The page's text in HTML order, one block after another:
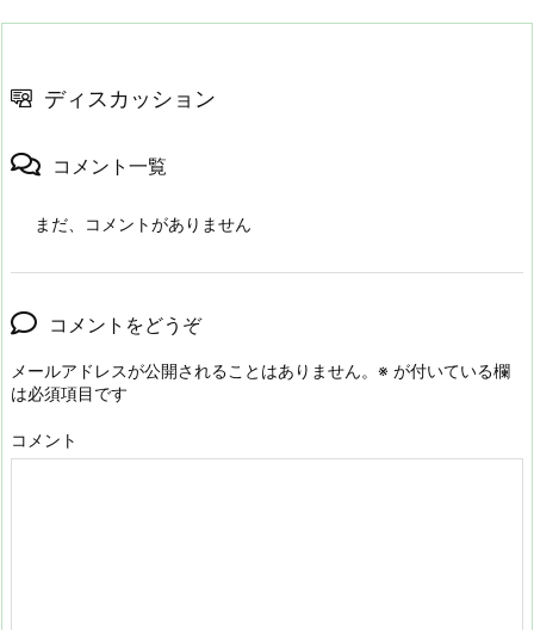
ディスカッション
コメント一覧
まだ、コメントがありません
コメントをどうぞ
メールアドレスが公開されることはありません。 ※ が付いている欄
は必須項目です
コメント